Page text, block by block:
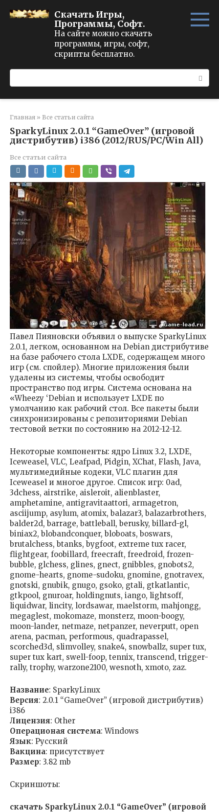
Скачать Игры,
Программы, Софт.
На сайте можно скачать
программы, игры, софт,
скрипты бесплатно.
Главная » Все статьи сайта
SparkyLinux 2.0.1 “GameOver” (игровой
дистрибутив) i386 (2012/RUS/PC/Win All)
Все статьи сайта
Павел Пияновски объявил о выпуске SparkyLinux
2.0.1, легком, основанном на Debian дистрибутиве
на базе рабочего стола LXDE, содержащем много
игр (см. спойлер). Многие приложения были
удалены из системы, чтобы освободит
пространство под игры. Система основана на
«Wheezy ‘Debian и использует LXDE по
умолчанию как рабочий стол. Все пакеты были
синхронизированы с репозиториями Debian
тестовой ветки по состоянию на 2012-12-12.
Некоторые компоненты: ядро Linux 3.2, LXDE,
Iceweasel, VLC, Leafpad, Pidgin, XChat, Flash, Java,
мультимедийные кодеки, VLC плагин для
Iceweasel и многое другое. Список игр: 0ad,
3dchess, airstrike, aisleroit, alienblaster,
amphetamine, antigravitaattori, armagetron,
asciijump, asylum, atomix, balazar3, balazarbrothers,
balder2d, barrage, battleball, berusky, billard-gl,
biniax2, blobandconquer, bloboats, boswars,
brutalchess, btanks, bygfoot, extreme tux racer,
flightgear, foobillard, freecraft, freedroid, frozen-
bubble, glchess, glines, gnect, gnibbles, gnobots2,
gnome-hearts, gnome-sudoku, gnomine, gnotravex,
gnotski, gnubik, gnugo, gsoko, gtali, gtkatlantic,
gtkpool, gnuroar, holdingnuts, iango, lightsoff,
liquidwar, lincity, lordsawar, maelstorm, mahjongg,
megaglest, mokomaze, monsterz, moon-boogy,
moon-lander, netmaze, netpanzer, neverputt, open
arena, pacman, performous, quadrapassel,
scorched3d, slimvolley, snake4, snowballz, super tux,
super tux kart, swell-foop, tennix, transcend, trigger-
rally, trophy, warzone2100, wesnoth, xmoto, zaz.
Название: SparkyLinux
Версия: 2.0.1 “GameOver” (игровой дистрибутив)
i386
Лицензия: Other
Операционая система: Windows
Язык: Русский
Вакцина: присутствует
Размер: 3.82 mb
Скриншоты:
скачать SparkyLinux 2.0.1 “GameOver” (игровой